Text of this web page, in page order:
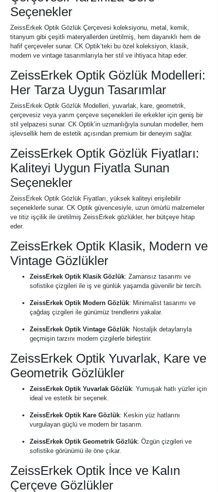
Seçenekler
ZeissErkek Optik Gözlük Çerçevesi koleksiyonu, metal, kemik,
titanyum gibi çeşitli materyallerden üretilmiş, hem dayanıklı hem de
hafif çerçeveler sunar. CK Optik’teki bu özel koleksiyon, klasik,
modern ve vintage tasarımlarıyla her stil ve ihtiyaca hitap eder.
ZeissErkek Optik Gözlük Modelleri:
Her Tarza Uygun Tasarımlar
ZeissErkek Optik Gözlük Modelleri, yuvarlak, kare, geometrik,
çerçevesiz veya yarım çerçeve seçenekleri ile erkekler için geniş bir
stil yelpazesi sunar. CK Optik’in uzmanlığıyla sunulan modeller, hem
işlevsellik hem de estetik açısından premium bir deneyim sağlar.
ZeissErkek Optik Gözlük Fiyatları:
Kaliteyi Uygun Fiyatla Sunan
Seçenekler
ZeissErkek Optik Gözlük Fiyatları, yüksek kaliteyi erişilebilir
seçeneklerle sunar. CK Optik güvencesiyle, uzun ömürlü malzemeler
ve titiz işçilik ile üretilmiş ZeissErkek gözlükler, her bütçeye hitap
eder.
ZeissErkek Optik Klasik, Modern ve
Vintage Gözlükler
ZeissErkek Optik Klasik Gözlük: Zamansız tasarımı ve
sofistike çizgileri ile iş ve günlük yaşamda güvenilir bir tercih.
ZeissErkek Optik Modern Gözlük: Minimalist tasarımı ve
çağdaş çizgileri ile günümüz trendlerini yakalar.
ZeissErkek Optik Vintage Gözlük: Nostaljik detaylarıyla
geçmişin tarzını modern çizgilerle birleştirir.
ZeissErkek Optik Yuvarlak, Kare ve
Geometrik Gözlükler
ZeissErkek Optik Yuvarlak Gözlük: Yumuşak hatlı yüzler için
ideal ve estetik bir seçenek.
ZeissErkek Optik Kare Gözlük: Keskin yüz hatlarını
vurgulayan güçlü ve modern bir tasarım.
ZeissErkek Optik Geometrik Gözlük: Özgün çizgileri ve
sofistike görünümü ile öne çıkar.
ZeissErkek Optik İnce ve Kalın
Çerçeve Gözlükler